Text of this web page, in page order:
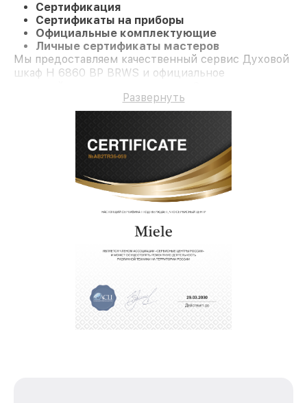
Сертификация
Сертификаты на приборы
Официальные комплектующие
Личные сертификаты мастеров
Мы предоставляем качественный сервис Духовой
шкаф H 6860 BP BRWS и официальное
Развернуть